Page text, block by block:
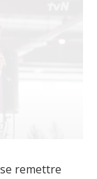
remettre